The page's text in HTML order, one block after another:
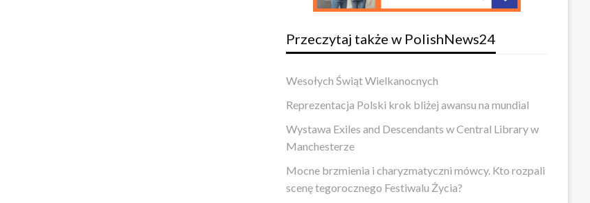
Przeczytaj także w PolishNews24
Wesołych Świąt Wielkanocnych
Reprezentacja Polski krok bliżej awansu na mundial
Wystawa Exiles and Descendants w Central Library w
Manchesterze
Mocne brzmienia i charyzmatyczni mówcy. Kto rozpali
scenę tegorocznego Festiwalu Życia?